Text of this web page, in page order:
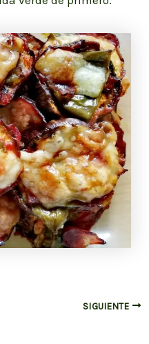
SIGUIENTE